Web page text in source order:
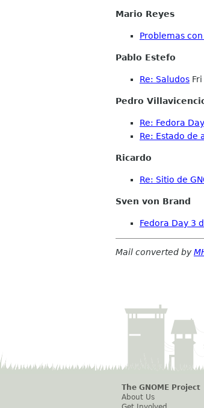
Mario Reyes
Problemas
Pablo Estefo
Re: Saludos
Pedro
Re: Fedora
Re: Estado de
Ricardo
Re: Sitio de
Sven von Brand
Fedora Day 3
Mail converted by
The GNOME Project
About Us